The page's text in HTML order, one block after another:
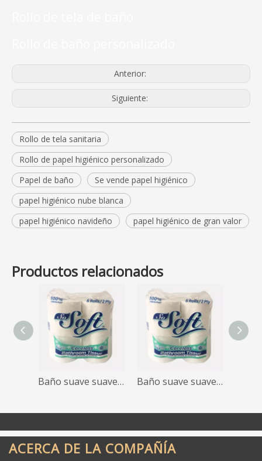
Anterior:
Siguiente:
Rollo de tela sanitaria
Rollo de papel higiénico personalizado
Papel de baño
Se vende papel higiénico
papel higiénico nube blanca
papel higiénico navideño
papel higiénico de gran valor
Productos relacionados
Baño suave suavemente tejido inodorado Baño suave suavemente tejido inodorado
ACERCA DE LA COMPAÑÍA